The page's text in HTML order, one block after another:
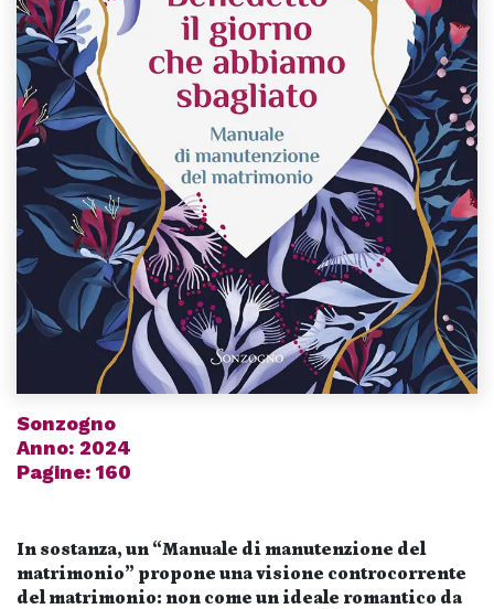
Sonzogno
Anno: 2024
Pagine: 160
In sostanza, un “Manuale di manutenzione del
matrimonio” propone una visione controcorrente
del matrimonio: non come un ideale romantico da